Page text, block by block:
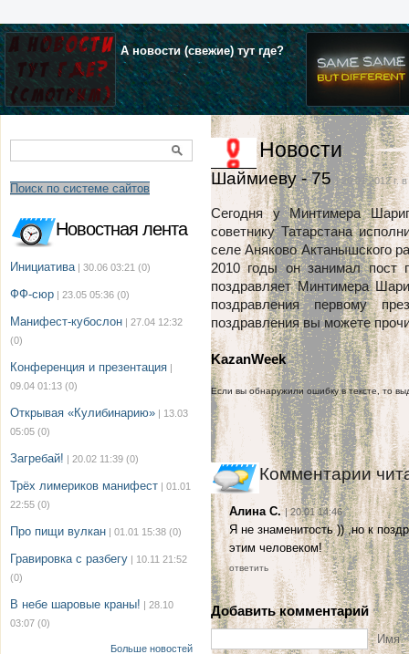
А новости (свежие) тут где?
Поиск по системе сайтов
Новостная лента
Инициатива | 30.06 03:21 (0)
ФФ-сюр | 23.05 05:36 (0)
Манифест-кубослон | 27.04 12:32
(0)
Конференция и презентация |
09.04 01:13 (0)
Открывая «Кулибинарию» | 13.03
05:05 (0)
Загребай! | 20.02 11:39 (0)
Трёх лимериков манифест | 01.01
22:55 (0)
Про пищи вулкан | 01.01 15:38 (0)
Гравировка с разбегу | 10.11 21:52
(0)
В небе шаровые краны! | 28.10
03:07 (0)
Больше новостей
Новости
Шаймиеву - 75| 20.01.2012 г.
Сегодня у Минтимера
советнику Татарстана
селе Аняково Актанышского
2010 годы он занимал пост
поздравляет Минтимера
поздравления первому
поздравления вы можете
KazanWeek
Если вы обнаружили ошибку в тексте, то
Комментарии
Алина С.| 20.01 14:46
Я не знаменитость )) ,но к
этим человеком!
ответить
Добавить комментарий
Имя